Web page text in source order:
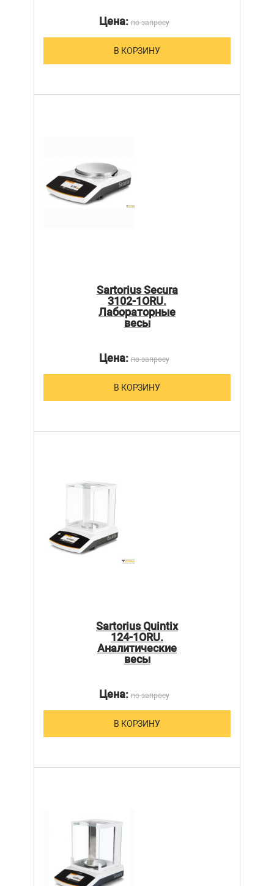
Цена:по запросу
В КОРЗИНУ
Sartorius Secura
3102-1ORU.
Лабораторные
весы
Цена:по запросу
В КОРЗИНУ
Sartorius Quintix
124-1ORU.
Аналитические
весы
Цена:по запросу
В КОРЗИНУ